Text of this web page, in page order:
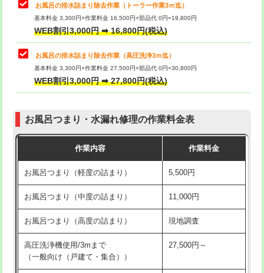
タンクレストイレ脱着 33,000円
小便器トイレ脱着
その他部品の脱着 8,800円～
交換・取付（タンク）
交換・取付（普通便座） 11,000円+材料費
交換・取付（温水洗浄便座） 16,500円+材料費
交換・取付(単水栓（壁付・デッキ
式）)
13,200円+材料費
交換・取付(混合水栓（壁付・デッキ
式・ワンホール）)
16,500円+材料費
交換・取付(排水栓・排水トラップ
（P/S/ポップアップ））
22,000円+材料費
お風呂の排水詰まり除去作業（トーラー作業3ｍ迄）
基本料金 3,300円+作業料金 16,500円+部品代 0円=19,800円
WEB割引3,000円 ➡ 16,800円(税込)
お風呂の排水詰まり除去作業（高圧洗浄3ｍ迄）
基本料金 3,300円+作業料金 27,500円+部品代 0円=30,800円
WEB割引3,000円 ➡ 27,800円(税込)
お風呂つまり・水漏れ修理の作業料金表
作業内容 作業料金
お風呂つまり（軽度の詰まり） 5,500円
お風呂つまり（中度の詰まり） 11,000円
お風呂つまり（高度の詰まり） 現地調査
高圧洗浄機使用/3mまで
（一般向け（戸建て・集合））
27,500円～